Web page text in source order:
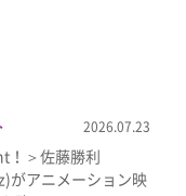
2026.07.23
！＞佐藤勝利
がアニメーション映